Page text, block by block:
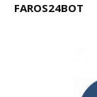
FAROS24BOT